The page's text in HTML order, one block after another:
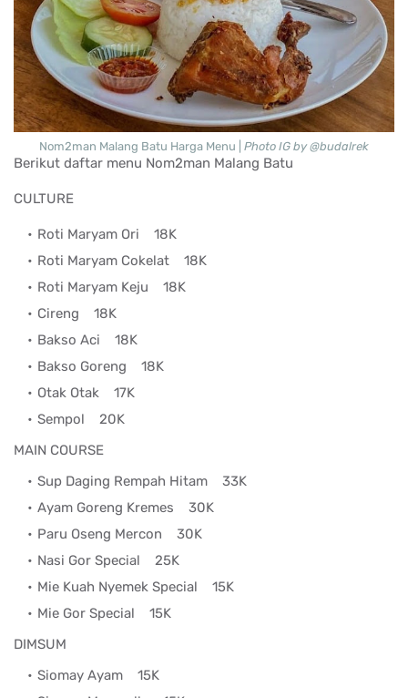
Nom2man Malang Batu Harga Menu | Photo IG by @budalrek
Berikut daftar menu Nom2man Malang Batu
CULTURE
Roti Maryam Ori 18K
Roti Maryam Cokelat 18K
Roti Maryam Keju 18K
Cireng 18K
Bakso Aci 18K
Bakso Goreng 18K
Otak Otak 17K
Sempol 20K
MAIN COURSE
Sup Daging Rempah Hitam 33K
Ayam Goreng Kremes 30K
Paru Oseng Mercon 30K
Nasi Gor Special 25K
Mie Kuah Nyemek Special 15K
Mie Gor Special 15K
DIMSUM
Siomay Ayam 15K